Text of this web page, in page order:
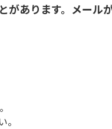
あります。メール
。